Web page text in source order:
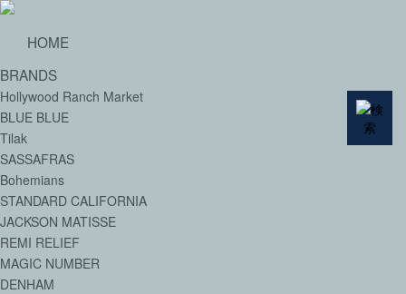
HOME
BRANDS
Hollywood Ranch Market
BLUE BLUE
Tilak
SASSAFRAS
Bohemians
STANDARD CALIFORNIA
JACKSON MATISSE
REMI RELIEF
MAGIC NUMBER
DENHAM